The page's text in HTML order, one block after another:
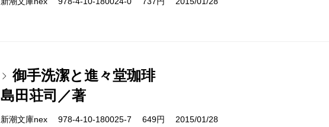
御手洗潔と進々堂珈琲
島田荘司／著
新潮文庫nex 978-4-10-180025-7 649円 2015/01/28